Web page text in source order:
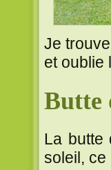
Je
et oublie
Butte
La butte
soleil, ce